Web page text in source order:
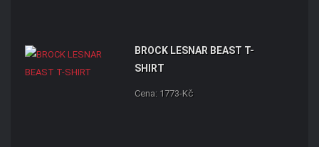
BROCK LESNAR BEAST T-
SHIRT
Cena: 1773-Kč